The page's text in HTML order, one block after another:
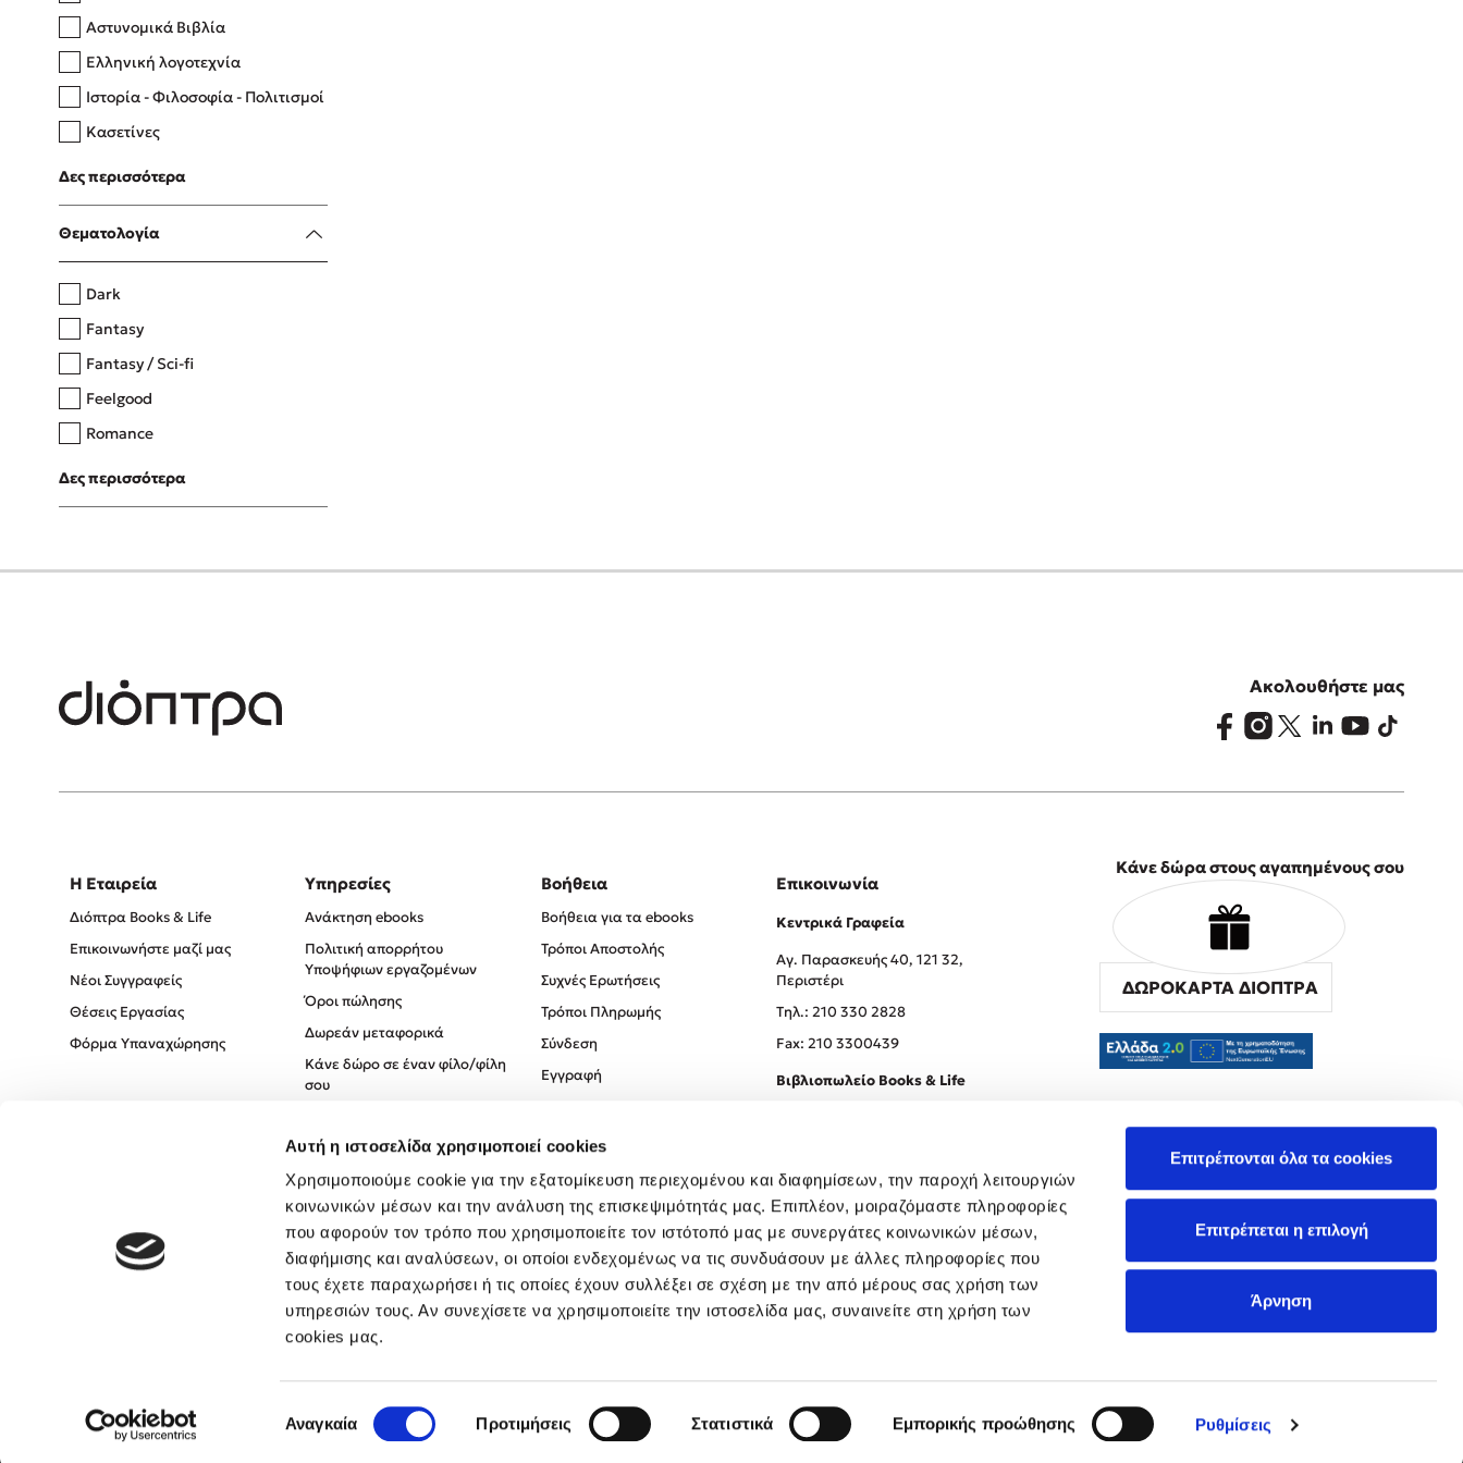
Αυτή η ιστοσελίδα χρησιμοποιεί cookies
Χρησιμοποιούμε cookie για την εξατομίκευση περιεχομένου και διαφημίσεων, την παροχή λειτουργιών
κοινωνικών μέσων και την ανάλυση της επισκεψιμότητάς μας. Επιπλέον, μοιραζόμαστε πληροφορίες
που αφορούν τον τρόπο που χρησιμοποιείτε τον ιστότοπό μας με συνεργάτες κοινωνικών μέσων,
διαφήμισης και αναλύσεων, οι οποίοι ενδεχομένως να τις συνδυάσουν με άλλες πληροφορίες που
τους έχετε παραχωρήσει ή τις οποίες έχουν συλλέξει σε σχέση με την από μέρους σας χρήση των
υπηρεσιών τους. Αν συνεχίσετε να χρησιμοποιείτε την ιστοσελίδα μας, συναινείτε στη χρήση των
cookies μας.
συγκατάθεσης
Αναγκαία Προτιμήσεις Στατιστικά Εμπορικής προώθησης Ρυθμίσεις
Επιτρέπονται όλα τα cookies
Επιτρέπεται η επιλογή
Άρνηση
Δανάη Δεληγεώργη
Πάνω, κάτω, μπροστά, πίσω
Η μέθοδος Αφήστε τους
Αστυνομικά Βιβλία
Ελληνική λογοτεχνία
Ιστορία - Φιλοσοφία - Πολιτισμοί
Κασετίνες
Λευκώματα - Έγχρωμοι οδηγοί
Μαγειρική
Δες περισσότερα
Θεματολογία
Dark
Fantasy
Fantasy / Sci-fi
Feelgood
Romance
Upmarket
Young Adult
Δες περισσότερα
Ακολουθήστε μας
Η Εταιρεία
Διόπτρα Books & Life
Επικοινωνήστε μαζί μας
Νέοι Συγγραφείς
Θέσεις Εργασίας
Φόρμα Υπαναχώρησης
Υπηρεσίες
Ανάκτηση ebooks
Πολιτική απορρήτου
Υποψήφιων εργαζομένων
Όροι πώλησης
Δωρεάν μεταφορικά
Κάνε δώρο σε έναν φίλο/φίλη
σου
Πολιτική Απορρήτου
Όροι χρήσης
Βοήθεια
Βοήθεια για τα ebooks
Τρόποι Αποστολής
Συχνές Ερωτήσεις
Τρόποι Πληρωμής
Σύνδεση
Εγγραφή
Επικοινωνία
Κεντρικά Γραφεία
Αγ. Παρασκευής 40, 121 32,
Περιστέρι
Tηλ.: 210 330 2828
Fax: 210 3300439
Βιβλιοπωλείο Books & Life
Κάνε δώρα στους αγαπημένους σου
ΔΩΡΟΚΑΡΤΑ ΔΙΟΠΤΡΑ
Created by Powered by